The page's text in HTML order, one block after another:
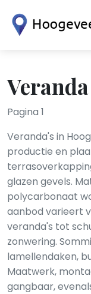
Pagina 1
Veranda's in
productie en
glazen gevels.
polycarbonaat
aanbod varieert
veranda's tot
zonwering.
lamellendaken,
Maatwerk,
gangbaar,